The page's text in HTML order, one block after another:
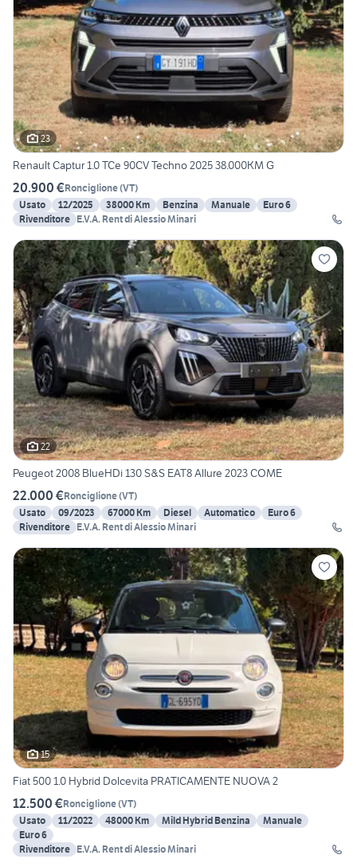
23
Renault Captur 1.0 TCe 90CV Techno 2025 38.000KM G
20.900 €Ronciglione(VT)
Usato
12/2025 38000 Km Benzina Manuale
Euro 6
Rivenditore E.V.A. Rent di Alessio Minari
22
Peugeot 2008 BlueHDi 130 S&S EAT8 Allure 2023 COME
22.000 €Ronciglione(VT)
Usato
09/2023 67000 Km Diesel Automatico
Euro 6
Rivenditore E.V.A. Rent di Alessio Minari
15
Fiat 500 1.0 Hybrid Dolcevita PRATICAMENTE NUOVA 2
12.500 €Ronciglione(VT)
Usato
11/2022 48000 Km Mild Hybrid Benzina
Manuale
Euro 6
Rivenditore E.V.A. Rent di Alessio Minari